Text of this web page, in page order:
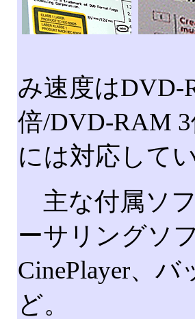
み速度はDVD-
倍/DVD-RAM
には対応して
主な付属ソフ
ーサリングソ
CinePlayer、
ど。